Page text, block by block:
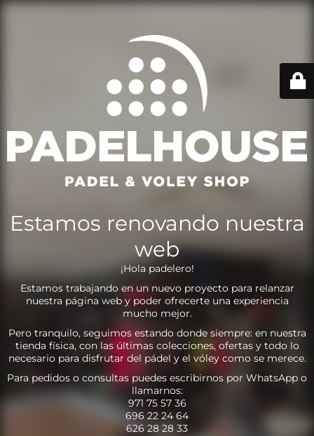
Estamos renovando nuestra
web
¡Hola padelero!
Estamos trabajando en un nuevo proyecto para relanzar
nuestra página web y poder ofrecerte una experiencia
mucho mejor.
Pero tranquilo, seguimos estando donde siempre: en nuestra
tienda física, con las últimas colecciones, ofertas y todo lo
necesario para disfrutar del pádel y el vóley como se merece.
Para pedidos o consultas puedes escribirnos por WhatsApp o
llamarnos:
971 75 57 36
696 22 24 64
626 28 28 33